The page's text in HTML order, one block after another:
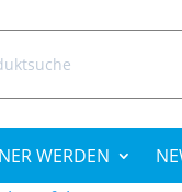
WERDEN